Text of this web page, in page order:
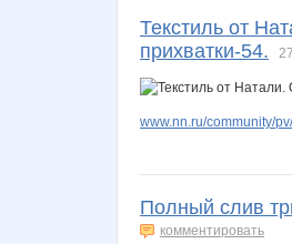
Текстиль от
прихватки-54.
www.nn.ru/community/
Полный слив
комментировать